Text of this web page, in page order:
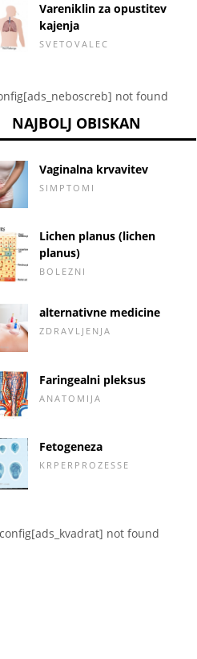
Vareniklin za opustitev
kajenja
SVETOVALEC
not found
NAJBOLJ OBISKAN
Vaginalna krvavitev
SIMPTOMI
Lichen planus (lichen
planus)
BOLEZNI
alternativne medicine
ZDRAVLJENJA
Faringealni pleksus
ANATOMIJA
Fetogeneza
KRPERPROZESSE
not found